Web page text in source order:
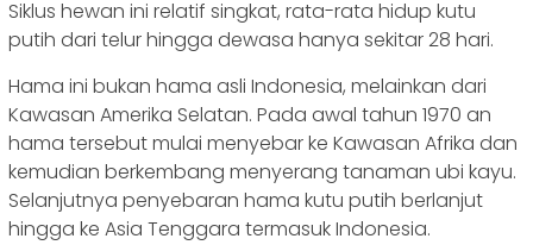
Siklus hewan ini relatif singkat, rata-rata hidup kutu
putih dari telur hingga dewasa hanya sekitar 28 hari.
Hama ini bukan hama asli Indonesia, melainkan dari
Kawasan Amerika Selatan. Pada awal tahun 1970 an
hama tersebut mulai menyebar ke Kawasan Afrika dan
kemudian berkembang menyerang tanaman ubi kayu.
Selanjutnya penyebaran hama kutu putih berlanjut
hingga ke Asia Tenggara termasuk Indonesia.